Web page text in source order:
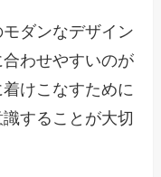
ダンなデザイン
わせやすいのが
けこなすために
することが大切